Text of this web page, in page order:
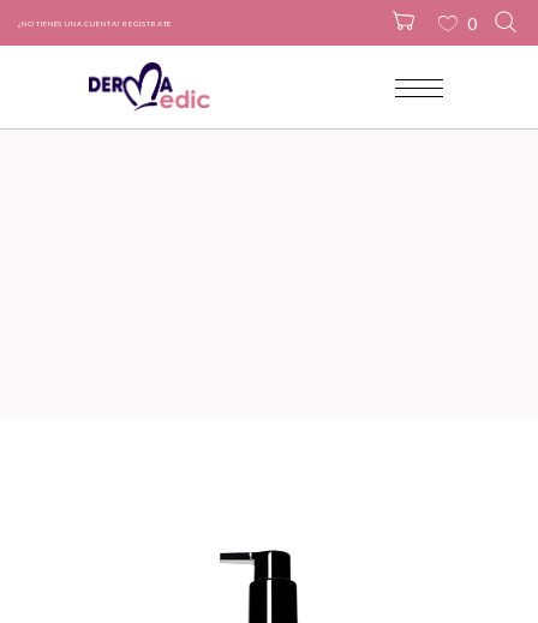
¿NO TIENES UNA CUENTA? REGÍSTRATE
No products in the cart.
0